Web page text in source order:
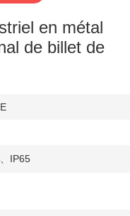
en métal
de billet de
IP65